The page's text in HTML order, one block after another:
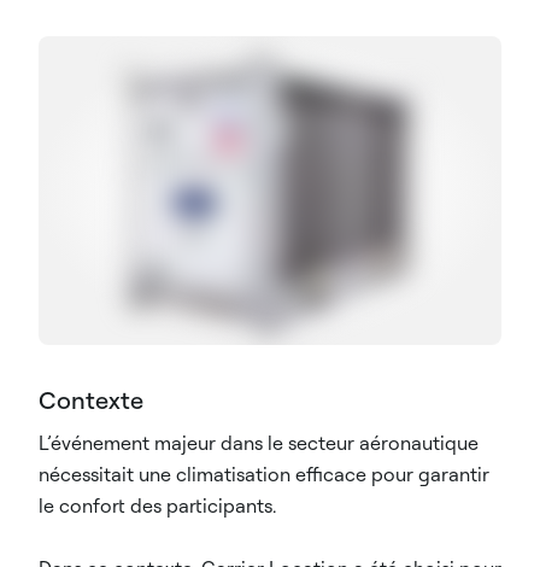
Contexte
L’événement majeur dans le secteur aéronautique
nécessitait une climatisation efficace pour garantir
le confort des participants.